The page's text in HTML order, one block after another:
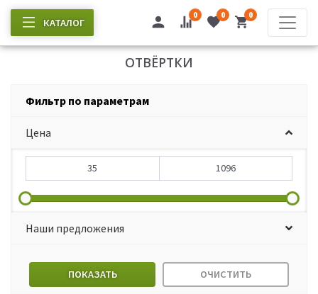
КАТАЛОГ
0 0 0
ОТВЁРТКИ
Фильтр по параметрам
Цена
Наши предложения
ПОКАЗАТЬ ОЧИСТИТЬ